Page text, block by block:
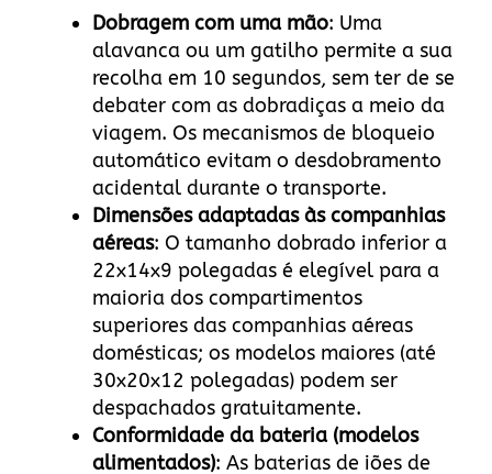
Dobragem com uma mão: Uma
alavanca ou um gatilho permite a sua
recolha em 10 segundos, sem ter de se
debater com as dobradiças a meio da
viagem. Os mecanismos de bloqueio
automático evitam o desdobramento
acidental durante o transporte.
Dimensões adaptadas às companhias
aéreas: O tamanho dobrado inferior a
22x14x9 polegadas é elegível para a
maioria dos compartimentos
superiores das companhias aéreas
domésticas; os modelos maiores (até
30x20x12 polegadas) podem ser
despachados gratuitamente.
Conformidade da bateria (modelos
alimentados): As baterias de iões de